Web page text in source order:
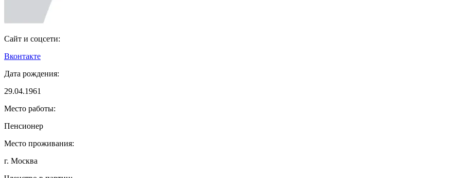
Сайт и соцсети:
Вконтакте
Дата рождения:
29.04.1961
Место работы:
Пенсионер
Место проживания:
г. Москва